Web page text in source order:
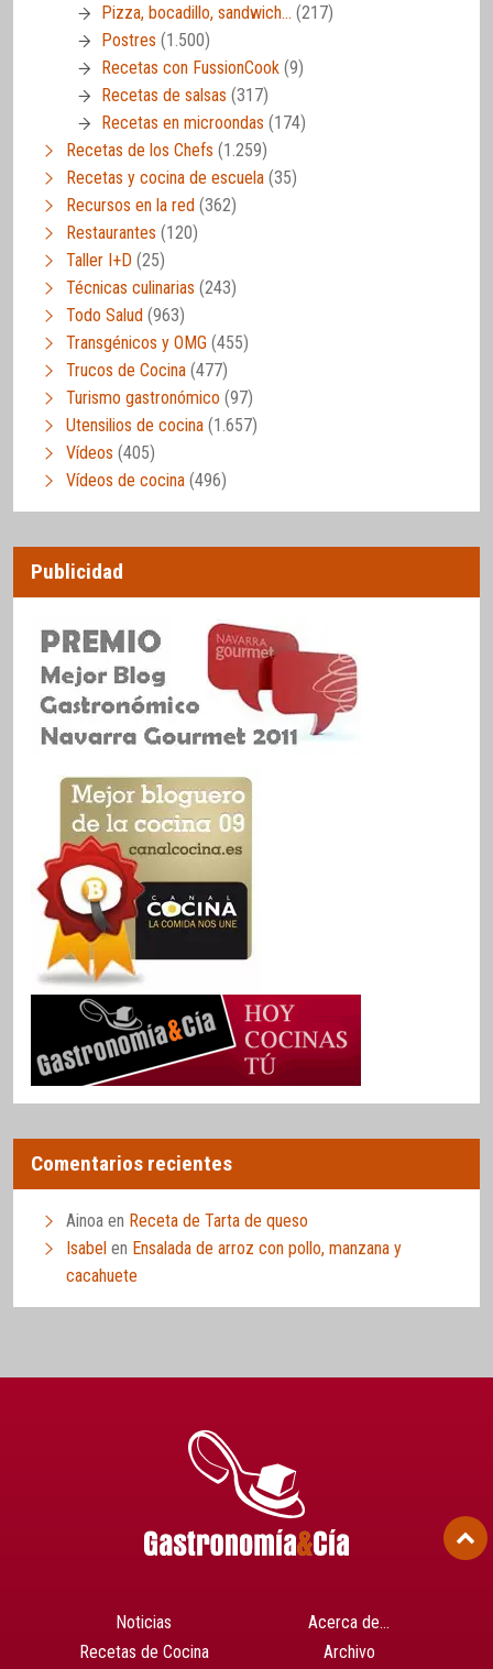
Pizza, bocadillo, sandwich… (217)
Postres (1.500)
Recetas con FussionCook (9)
Recetas de salsas (317)
Recetas en microondas (174)
Recetas de los Chefs (1.259)
Recetas y cocina de escuela (35)
Recursos en la red (362)
Restaurantes (120)
Taller I+D (25)
Técnicas culinarias (243)
Todo Salud (963)
Transgénicos y OMG (455)
Trucos de Cocina (477)
Turismo gastronómico (97)
Utensilios de cocina (1.657)
Vídeos (405)
Vídeos de cocina (496)
Publicidad
Comentarios recientes
Ainoa en Receta de Tarta de queso
Isabel en Ensalada de arroz con pollo, manzana y
cacahuete
Noticias
Recetas de Cocina
Acerca de…
Archivo